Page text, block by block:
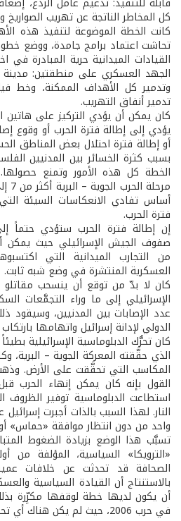
كل المخاطر الناتجة عن تهريب
كانت الخطة الموضوعة لتنفيذ هذه
تحاشت اعتماد برامج جامدة، ووضع
القيادات الميدانية حرية المبادرة في
الجهد العسكري على منطقتين:
وتدمير كل الأهداف الممكنة، وخط
تدمير أنفاق التهريب.
كان يمكن أن يؤدي التركيز على
يؤدي إلى إطالة فترة الحرب أو وقوع
أو إطالة فترة احتلال بعض المناطق
بسبب كثرة الخسائر بين المدنيين
الخطة كل هذه الأمور وتمنع
أساس تفادي الانعكاسات السيئة
فترة الحرب.
إن إطالة فترة الحرب ستؤدي حتماً
صفوف الجيش الإسرائيلي حيث يمكن
من التجارب الميدانية التي
العسكرية المنتشرة في وضع شبه ثابت.
كان لا بدّ من توقع أن ينسحب
الإسرائيلي إلى ما وراء التجمَّعات
عدد الإصابات بين المدنيين، وسيقود
الدولي لإدانة إسرائيل واتهامها
كان تحرُّك الدبلوماسية الإسرائيلية
الذي حقَّقته المعركة الجوية – البرية،
المكاسب التي تحقَّقت على الأرض.
القول بإنه كان يمكن إنهاء الحرب
استطاعت الدبلوماسية توفير الظروف
النار. لهذا السبب بالذات أجبرت
واحد من دون انتظار موافقة «حماس»
تسبَّب هذا الوضع بزيادة الضغوط
«الترويكا» السياسية، المؤلفة من
الصحافة قد تحدثت عن خلافات
بالاستنتاج أن القيادة السياسية
أن يكون لديها خطة لوقفها مكرِّرة
في حرب 2006، حيث لم يكن هناك أي تحديد للفترة الزمنية للحرب.